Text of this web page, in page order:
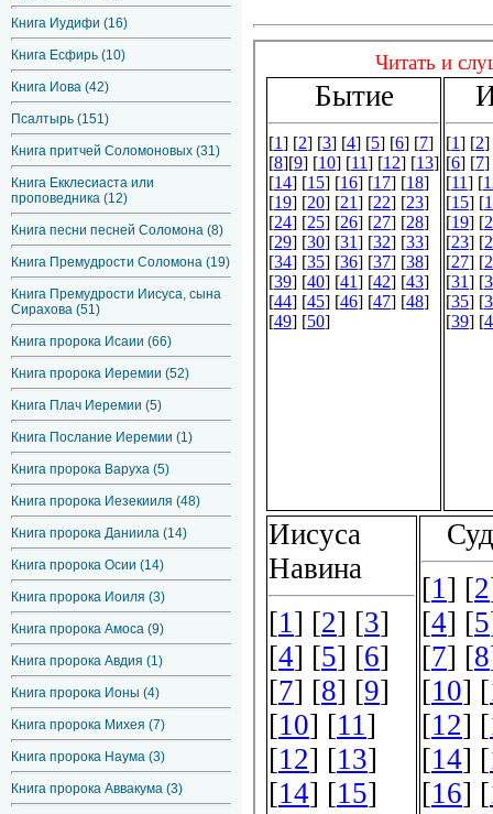
Книга Иудифи (16)
Книга Есфирь (10)
Книга Иова (42)
Псалтырь (151)
Книга притчей Соломоновых (31)
Книга Екклесиаста или
проповедника (12)
Книга песни песней Соломона (8)
Книга Премудрости Соломона (19)
Книга Премудрости Иисуса, сына
Сирахова (51)
Книга пророка Исаии (66)
Книга пророка Иеремии (52)
Книга Плач Иеремии (5)
Книга Послание Иеремии (1)
Книга пророка Варуха (5)
Книга пророка Иезекииля (48)
Книга пророка Даниила (14)
Книга пророка Осии (14)
Книга пророка Иоиля (3)
Книга пророка Амоса (9)
Книга пророка Авдия (1)
Книга пророка Ионы (4)
Книга пророка Михея (7)
Книга пророка Наума (3)
Книга пророка Аввакума (3)